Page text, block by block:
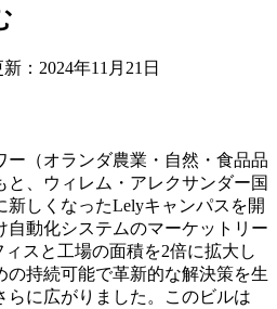
：2024年11月21日
ー（オランダ農業・自然・食品品
と、ウィレム・アレクサンダー国
新しくなったLelyキャンパスを開
自動化システムのマーケットリー
スと工場の面積を2倍に拡大し
の持続可能で革新的な解決策を生
らに広がりました。このビルは